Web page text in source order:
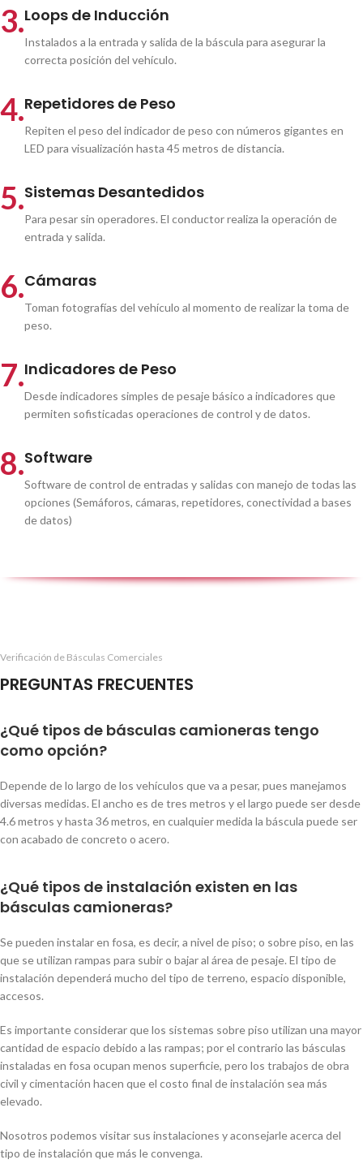
3.Loops de Inducción
Instalados a la entrada y salida de la báscula para asegurar la
correcta posición del vehículo.
4.Repetidores de Peso
Repiten el peso del indicador de peso con números gigantes en
LED para visualización hasta 45 metros de distancia.
5.Sistemas Desantedidos
Para pesar sin operadores. El conductor realiza la operación de
entrada y salida.
6.Cámaras
Toman fotografías del vehículo al momento de realizar la toma de
peso.
7.Indicadores de Peso
Desde indicadores simples de pesaje básico a indicadores que
permiten sofisticadas operaciones de control y de datos.
8.Software
Software de control de entradas y salidas con manejo de todas las
opciones (Semáforos, cámaras, repetidores, conectividad a bases
de datos)
Verificación de Básculas Comerciales
PREGUNTAS FRECUENTES
¿Qué tipos de básculas camioneras tengo
como opción?
Depende de lo largo de los vehículos que va a pesar, pues manejamos
diversas medidas. El ancho es de tres metros y el largo puede ser desde
4.6 metros y hasta 36 metros, en cualquier medida la báscula puede ser
con acabado de concreto o acero.
¿Qué tipos de instalación existen en las
básculas camioneras?
Se pueden instalar en fosa, es decir, a nivel de piso; o sobre piso, en las
que se utilizan rampas para subir o bajar al área de pesaje. El tipo de
instalación dependerá mucho del tipo de terreno, espacio disponible,
accesos.
Es importante considerar que los sistemas sobre piso utilizan una mayor
cantidad de espacio debido a las rampas; por el contrario las básculas
instaladas en fosa ocupan menos superficie, pero los trabajos de obra
civil y cimentación hacen que el costo final de instalación sea más
elevado.
Nosotros podemos visitar sus instalaciones y aconsejarle acerca del
tipo de instalación que más le convenga.